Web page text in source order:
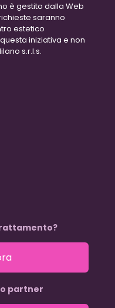
è gestito dalla Web
saranno
estetico
iniziativa e non
s.r.l.s.
partner